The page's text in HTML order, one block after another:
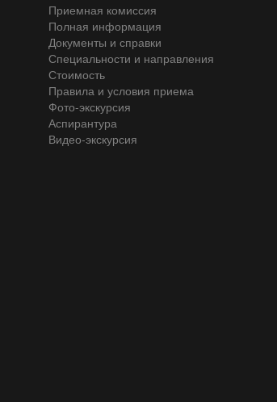
Приемная комиссия
Полная информация
Документы и справки
Специальности и направления
Стоимость
Правила и условия приема
Фото-экскурсия
Аспирантура
Видео-экскурсия